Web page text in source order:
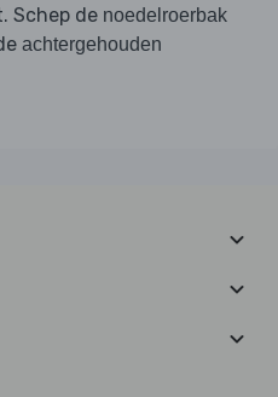
Schep de noedelroerbak
achtergehouden